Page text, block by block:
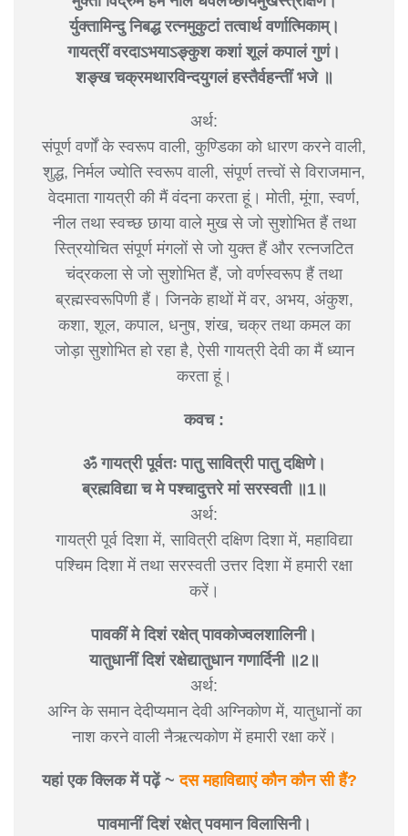
र्युक्तामिन्दु निबद्ध रत्नमुकुटां तत्वार्थ वर्णात्मिकाम्।
गायत्रीं वरदाऽभयाऽङ्कुश कशां शूलं कपालं गुणं।
शङ्ख चक्रमथारविन्दयुगलं हस्तैर्वहन्तीं भजे ॥
अर्थ:
संपूर्ण वर्णों के स्वरूप वाली, कुण्डिका को धारण करने वाली,
शुद्ध, निर्मल ज्योति स्वरूप वाली, संपूर्ण तत्त्वों से विराजमान,
वेदमाता गायत्री की मैं वंदना करता हूं। मोती, मूंगा, स्वर्ण,
नील तथा स्वच्छ छाया वाले मुख से जो सुशोभित हैं तथा
स्त्रियोचित संपूर्ण मंगलों से जो युक्त हैं और रत्नजटित
चंद्रकला से जो सुशोभित हैं, जो वर्णस्वरूप हैं तथा
ब्रह्मस्वरूपिणी हैं। जिनके हाथों में वर, अभय, अंकुश,
कशा, शूल, कपाल, धनुष, शंख, चक्र तथा कमल का
जोड़ा सुशोभित हो रहा है, ऐसी गायत्री देवी का मैं ध्यान
करता हूं।
कवच :
ॐ गायत्री पूर्वतः पातु सावित्री पातु दक्षिणे।
ब्रह्मविद्या च मे पश्चादुत्तरे मां सरस्वती ॥1॥
अर्थ:
गायत्री पूर्व दिशा में, सावित्री दक्षिण दिशा में, महाविद्या
पश्चिम दिशा में तथा सरस्वती उत्तर दिशा में हमारी रक्षा
करें।
पावकीं मे दिशं रक्षेत् पावकोज्वलशालिनी।
यातुधानीं दिशं रक्षेद्यातुधान गणार्दिनी ॥2॥
अर्थ:
अग्नि के समान देदीप्यमान देवी अग्निकोण में, यातुधानों का
नाश करने वाली नैऋत्यकोण में हमारी रक्षा करें।
यहां एक क्लिक में पढ़ें ~दस महाव‍िद्याएं कौन कौन सी हैं?
पावमानीं दिशं रक्षेत् पवमान विलासिनी।